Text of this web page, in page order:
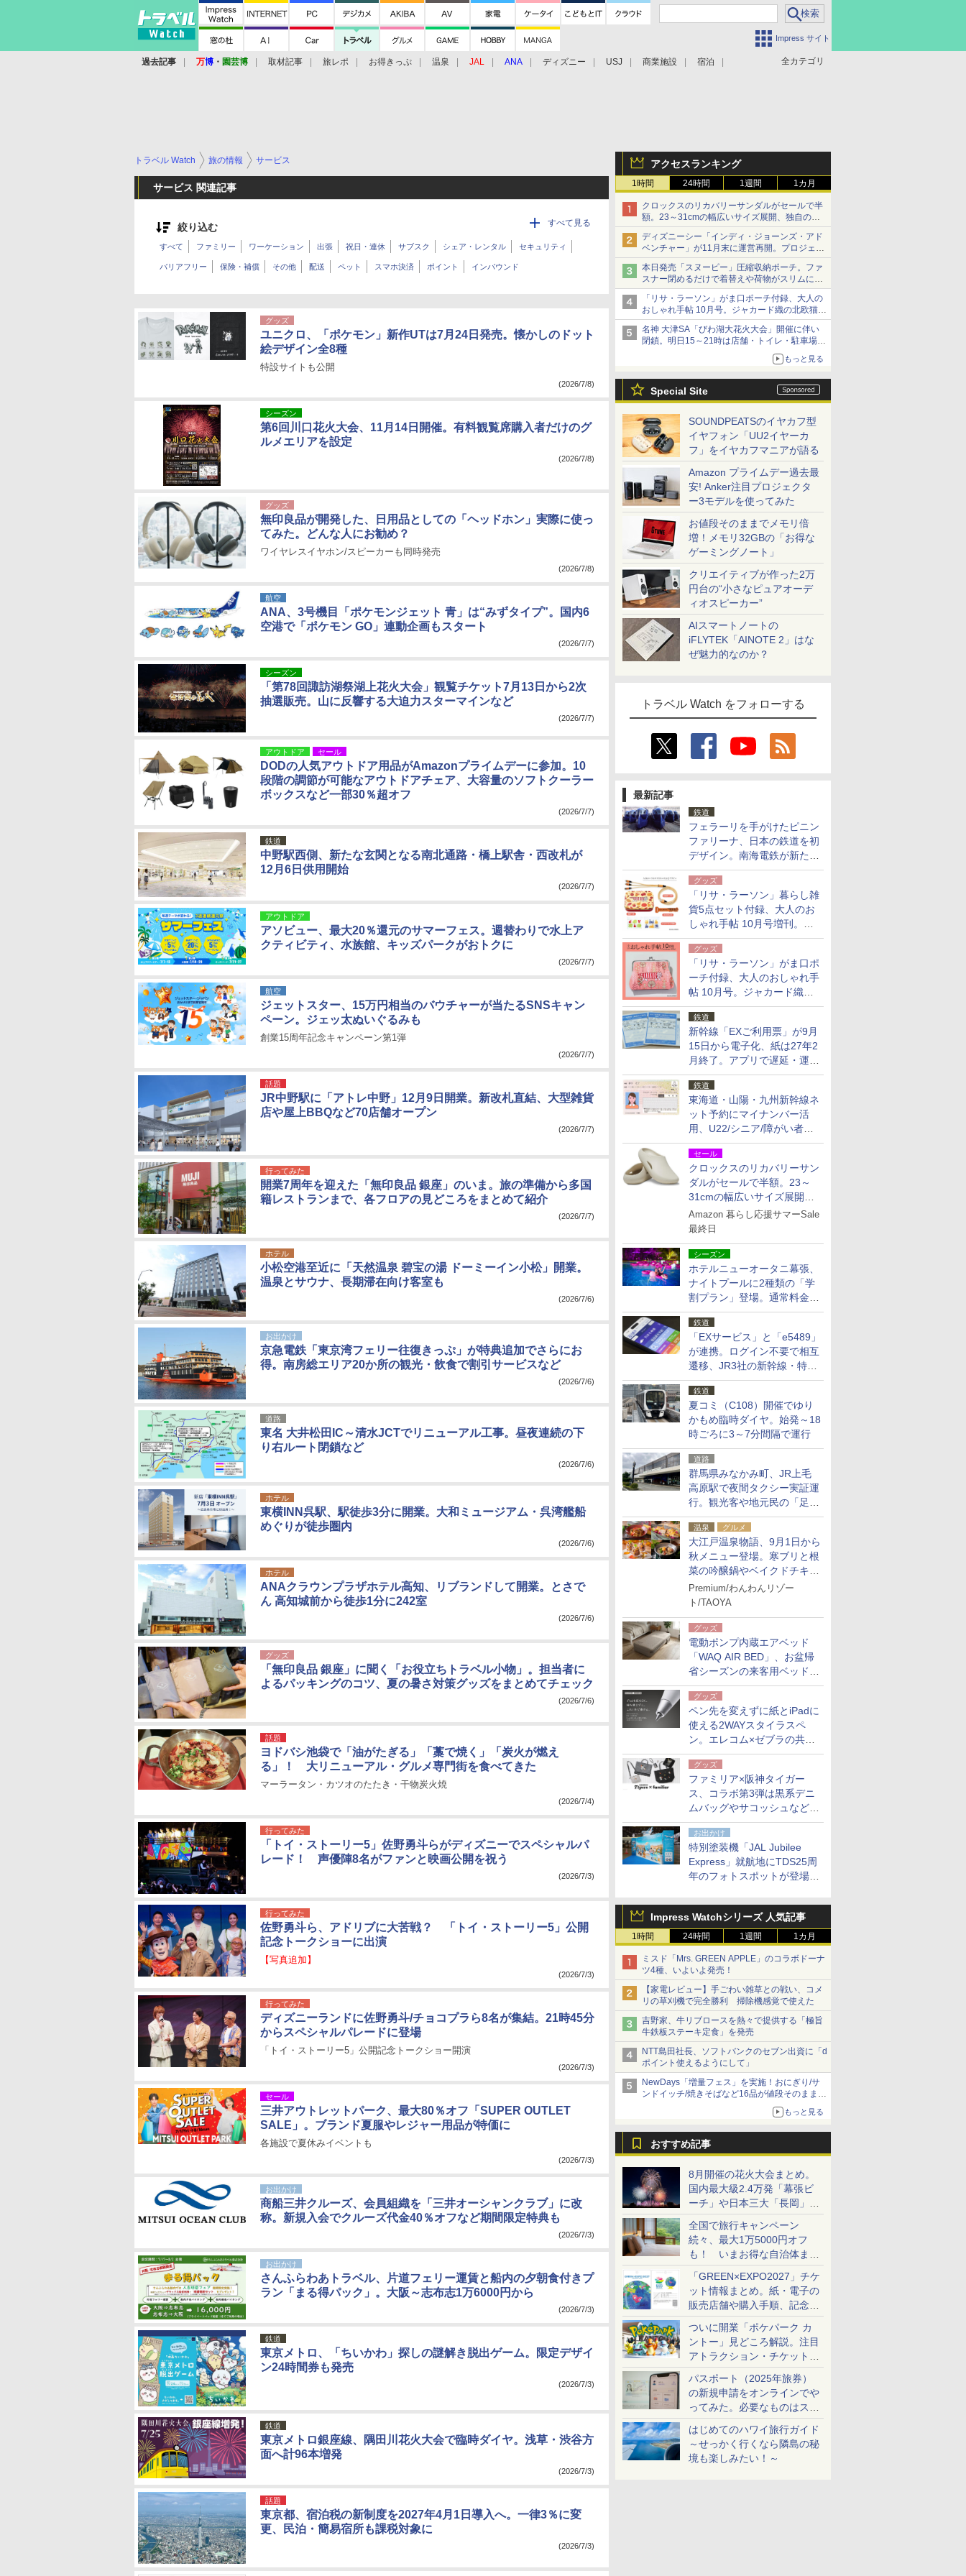
Impress サイト
全カテゴリ
過去記事 万博 ・ 園芸博 取材記事 旅レポ お得きっぷ 温泉 JAL ANA ディズニー USJ 商業施設 宿泊
アクセスランキング
1時間 24時間 1週間 1カ月
クロックスのリカバリーサンダルがセールで半
額。23～31cmの幅広いサイズ展開、独自のク
ッション素材を採用
ディズニーシー「インディ・ジョーンズ・アド
ベンチャー」が11月末に運営再開。プロジェク
ションマッピングを追加、DPAは1500円
本日発売「スヌーピー」圧縮収納ポーチ。ファ
スナー閉めるだけで着替えや荷物がスリムにま
とまる
「リサ・ラーソン」がま口ポーチ付録、大人の
おしゃれ手帖 10月号。ジャカード織の北欧猫デ
ザイン
名神 大津SA「びわ湖大花火大会」開催に伴い
閉鎖。明日15～21時は店舗・トイレ・駐車場の
もっと見る
Special Site
SOUNDPEATSのイヤカフ型
イヤフォン「UU2イヤーカ
フ」をイヤカフマニアが語る
Amazon プライムデー過去最
安! Anker注目プロジェクタ
ー3モデルを使ってみた
お値段そのままでメモリ倍
増！メモリ32GBの「お得な
ゲーミングノート」
クリエイティブが作った2万
円台の“小さなピュアオーデ
ィオスピーカー”
AIスマートノートの
iFLYTEK「AINOTE 2」はな
ぜ魅力的なのか？
トラベル Watch をフォローする
最新記事
鉄道
フェラーリを手がけたピニン
ファリーナ、日本の鉄道を初
デザイン。南海電鉄が新たな
「空港特急」をなにわ筋線へ
導入
グッズ
「リサ・ラーソン」暮らし雑
貨5点セット付録、大人のお
しゃれ手帖 10月号増刊。
USBケーブルや缶ケースなど
グッズ
「リサ・ラーソン」がま口ポ
ーチ付録、大人のおしゃれ手
帖 10月号。ジャカード織の
北欧猫デザイン
鉄道
新幹線「EXご利用票」が9月
15日から電子化、紙は27年2
月終了。アプリで遅延・運休
も確認可能に
鉄道
東海道・山陽・九州新幹線ネ
ット予約にマイナンバー活
用、U22/シニア/障がい者割
を9月15日から発売
セール
クロックスのリカバリーサン
ダルがセールで半額。23～
31cmの幅広いサイズ展開、
独自のクッション素材を採用
Amazon 暮らし応援サマーSale
最終日
シーズン
ホテルニューオータニ幕張、
ナイトプールに2種類の「学
割プラン」登場。通常料金の
およそ半額でお得に夜活
鉄道
「EXサービス」と「e5489」
が連携。ログイン不要で相互
遷移、JR3社の新幹線・特急
予約をアプリで一括確認
鉄道
夏コミ（C108）開催でゆり
かもめ臨時ダイヤ。始発～18
時ごろに3～7分間隔で運行
道路
群馬県みなかみ町、JR上毛
高原駅で夜間タクシー実証運
行。観光客や地元民の「足が
ない」課題解消へ、木金土に
2台体制
温泉 グルメ
大江戸温泉物語、9月1日から
秋メニュー登場。寒ブリと根
菜の吟醸鍋やベイクドチキ
ン、ショコラ＆栗スイーツも
食べ放題に
Premium/わんわんリゾー
ト/TAOYA
グッズ
電動ポンプ内蔵エアベッド
「WAQ AIR BED」、お盆帰
省シーズンの来客用ベッドに
も。使用後は収納バッグでコ
ンパクトに保管
グッズ
ペン先を変えずに紙とiPadに
使える2WAYスタイラスペ
ン。エレコム×ゼブラの共同
開発
グッズ
ファミリア×阪神タイガー
ス、コラボ第3弾は黒系デニ
ムバッグやサコッシュなど6
点。8月21日オンラインスト
アで発売
お出かけ
特別塗装機「JAL Jubilee
Express」就航地にTDS25周
年のフォトスポットが登場。
Impress Watchシリーズ 人気記事
1時間 24時間 1週間 1カ月
ミスド「Mrs. GREEN APPLE」のコラボドーナ
ツ4種、いよいよ発売！
【家電レビュー】手ごわい雑草との戦い、コメ
リの草刈機で完全勝利 掃除機感覚で使えた
吉野家、牛リブロースを熱々で提供する「極旨
牛鉄板ステーキ定食」を発売
NTT島田社長、ソフトバンクのセブン出資に「d
ポイント使えるようにして」
NewDays「増量フェス」を実施！おにぎり/サ
ンドイッチ/焼きそばなど16品が値段そのままで
もっと見る
おすすめ記事
8月開催の花火大会まとめ。
国内最大級2.4万発「幕張ビ
ーチ」や日本三大「長岡」な
ど大型イベント目白押し！
全国で旅行キャンペーン
続々、最大1万5000円オフ
も！ いまお得な自治体まと
め
「GREEN×EXPO2027」チケ
ット情報まとめ。紙・電子の
販売店舗や購入手順、記念チ
ケットも解説
ついに開業「ポケパーク カ
ントー」見どころ解説。注目
アトラクション・チケット手
配・来場前に必要な準備は？
パスポート（2025年旅券）
の新規申請をオンラインでや
ってみた。必要なものはスマ
ホとマイナカードのみ
はじめてのハワイ旅行ガイド
～せっかく行くなら隣島の秘
境も楽しみたい！～
トラベル Watch 旅の情報 サービス
サービス 関連記事
絞り込む すべて見る
すべて ファミリー ワーケーション 出張 祝日・連休 サブスク シェア・レンタル セキュリティ
バリアフリー 保険・補償 その他 配送 ペット スマホ決済 ポイント インバウンド
グッズ
ユニクロ、「ポケモン」新作UTは7月24日発売。懐かしのドット
絵デザイン全8種
特設サイトも公開
(2026/7/8)
シーズン
第6回川口花火大会、11月14日開催。有料観覧席購入者だけのグ
ルメエリアを設定
(2026/7/8)
グッズ
無印良品が開発した、日用品としての「ヘッドホン」実際に使っ
てみた。どんな人にお勧め？
ワイヤレスイヤホン/スピーカーも同時発売
(2026/7/8)
航空
ANA、3号機目「ポケモンジェット 青」は“みずタイプ”。国内6
空港で「ポケモン GO」連動企画もスタート
(2026/7/7)
シーズン
「第78回諏訪湖祭湖上花火大会」観覧チケット7月13日から2次
抽選販売。山に反響する大迫力スターマインなど
(2026/7/7)
アウトドア セール
DODの人気アウトドア用品がAmazonプライムデーに参加。10
段階の調節が可能なアウトドアチェア、大容量のソフトクーラー
ボックスなど一部30％超オフ
(2026/7/7)
鉄道
中野駅西側、新たな玄関となる南北通路・橋上駅舎・西改札が
12月6日供用開始
(2026/7/7)
アウトドア
アソビュー、最大20％還元のサマーフェス。週替わりで水上ア
クティビティ、水族館、キッズパークがおトクに
(2026/7/7)
航空
ジェットスター、15万円相当のバウチャーが当たるSNSキャン
ペーン。ジェッ太ぬいぐるみも
創業15周年記念キャンペーン第1弾
(2026/7/7)
話題
JR中野駅に「アトレ中野」12月9日開業。新改札直結、大型雑貨
店や屋上BBQなど70店舗オープン
(2026/7/7)
行ってみた
開業7周年を迎えた「無印良品 銀座」のいま。旅の準備から多国
籍レストランまで、各フロアの見どころをまとめて紹介
(2026/7/7)
ホテル
小松空港至近に「天然温泉 碧宝の湯 ドーミーイン小松」開業。
温泉とサウナ、長期滞在向け客室も
(2026/7/6)
お出かけ
京急電鉄「東京湾フェリー往復きっぷ」が特典追加でさらにお
得。南房総エリア20か所の観光・飲食で割引サービスなど
(2026/7/6)
道路
東名 大井松田IC～清水JCTでリニューアル工事。昼夜連続の下
り右ルート閉鎖など
(2026/7/6)
ホテル
東横INN呉駅、駅徒歩3分に開業。大和ミュージアム・呉湾艦船
めぐりが徒歩圏内
(2026/7/6)
ホテル
ANAクラウンプラザホテル高知、リブランドして開業。とさで
ん 高知城前から徒歩1分に242室
(2026/7/6)
グッズ
「無印良品 銀座」に聞く「お役立ちトラベル小物」。担当者に
よるパッキングのコツ、夏の暑さ対策グッズをまとめてチェック
(2026/7/6)
話題
ヨドバシ池袋で「油がたぎる」「藁で焼く」「炭火が燃え
る」！ 大リニューアル・グルメ専門街を食べてきた
マーラータン・カツオのたたき・干物炭火焼
(2026/7/4)
行ってみた
「トイ・ストーリー5」佐野勇斗らがディズニーでスペシャルパ
レード！ 声優陣8名がファンと映画公開を祝う
(2026/7/3)
行ってみた
佐野勇斗ら、アドリブに大苦戦？ 「トイ・ストーリー5」公開
記念トークショーに出演
【写真追加】
(2026/7/3)
行ってみた
ディズニーランドに佐野勇斗/チョコプラら8名が集結。21時45分
からスペシャルパレードに登場
「トイ・ストーリー5」公開記念トークショー開演
(2026/7/3)
セール
三井アウトレットパーク、最大80％オフ「SUPER OUTLET
SALE」。ブランド夏服やレジャー用品が特価に
各施設で夏休みイベントも
(2026/7/3)
お出かけ
商船三井クルーズ、会員組織を「三井オーシャンクラブ」に改
称。新規入会でクルーズ代金40％オフなど期間限定特典も
(2026/7/3)
お出かけ
さんふらわあトラベル、片道フェリー運賃と船内の夕朝食付きプ
ラン「まる得パック」。大阪～志布志1万6000円から
(2026/7/3)
鉄道
東京メトロ、「ちいかわ」探しの謎解き脱出ゲーム。限定デザイ
ン24時間券も発売
(2026/7/3)
鉄道
東京メトロ銀座線、隅田川花火大会で臨時ダイヤ。浅草・渋谷方
面へ計96本増発
(2026/7/3)
話題
東京都、宿泊税の新制度を2027年4月1日導入へ。一律3％に変
更、民泊・簡易宿所も課税対象に
(2026/7/3)